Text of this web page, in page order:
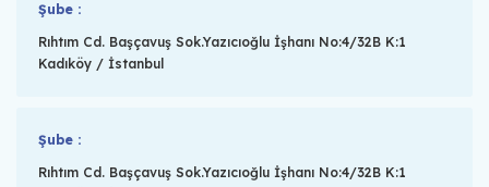
Şube :
Rıhtım Cd. Başçavuş Sok.Yazıcıoğlu İşhanı No:4/32B K:1
Kadıköy / İstanbul
Şube :
Rıhtım Cd. Başçavuş Sok.Yazıcıoğlu İşhanı No:4/32B K:1